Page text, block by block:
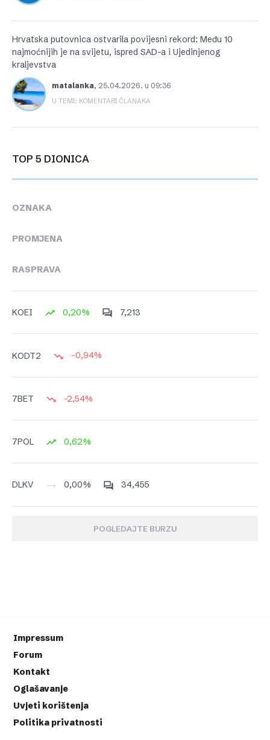
Hrvatska putovnica ostvarila povijesni rekord: Među 10
najmoćnijih je na svijetu, ispred SAD-a i Ujedinjenog
kraljevstva
matalanka, 25.04.2026. u 09:36
U TEMI: KOMENTARI ČLANAKA
TOP 5 DIONICA
OZNAKA
PROMJENA
RASPRAVA
KOEI 0,20% 7,213
KODT2 -0,94%
7BET -2,54%
7POL 0,62%
DLKV 0,00% 34,455
POGLEDAJTE BURZU
Impressum
Forum
Kontakt
Oglašavanje
Uvjeti korištenja
Politika privatnosti